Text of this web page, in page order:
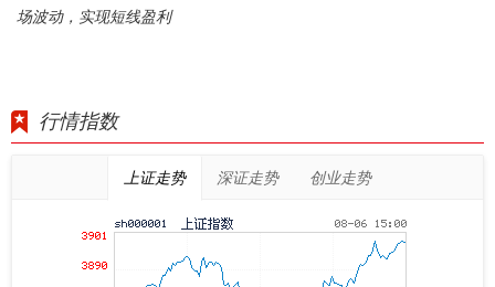
场波动，实现短线盈利
行情指数
上证走势 深证走势 创业走势